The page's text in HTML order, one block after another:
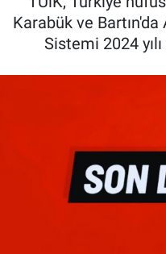
Karabük ve Bartın'da
Sistemi 2024